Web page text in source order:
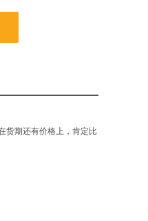
|Rexroth齿轮泵|力士
货期还有价格上，肯定比